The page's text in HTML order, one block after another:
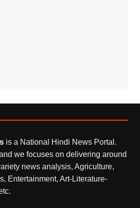
is a National Hindi News Portal.
we focuses on delivering around
news analysis, Agriculture,
Entertainment, Art-Literature-